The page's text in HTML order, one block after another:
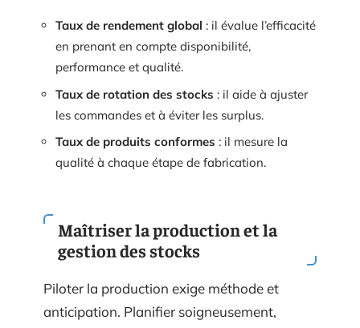
Taux de rendement global : il évalue l’efficacité
en prenant en compte disponibilité,
performance et qualité.
Taux de rotation des stocks : il aide à ajuster
les commandes et à éviter les surplus.
Taux de produits conformes : il mesure la
qualité à chaque étape de fabrication.
Maîtriser la production et la
gestion des stocks
Piloter la production exige méthode et
anticipation. Planifier soigneusement,